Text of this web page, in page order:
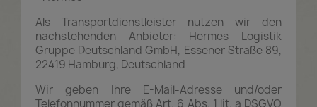
Als Transportdienstleister nutzen wir den
nachstehenden Anbieter: Hermes Logistik
Gruppe Deutschland GmbH, Essener Straße 89,
22419 Hamburg, Deutschland
Wir geben Ihre E-Mail-Adresse und/oder
Telefonnummer gemäß Art. 6 Abs. 1 lit. a DSGVO